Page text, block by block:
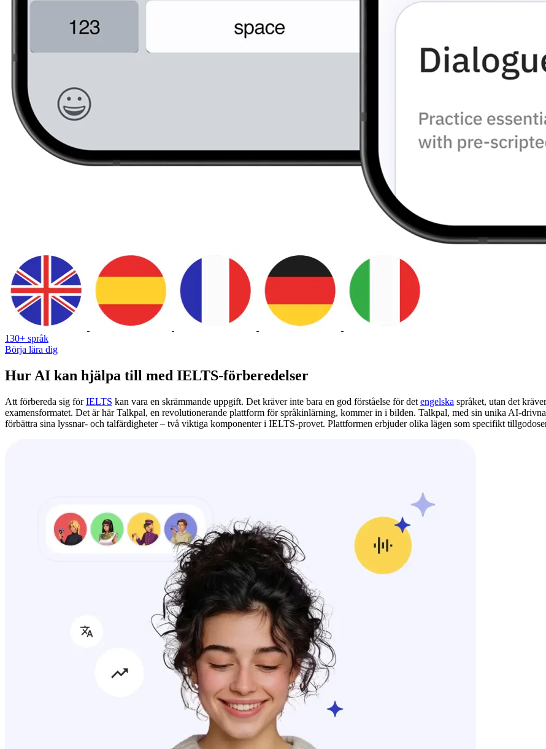
130+ språk
Börja lära dig
Hur AI kan hjälpa till med IELTS-förberedelser
Att förbereda sig förIELTS kan vara en skrämmande uppgift. Det kräver inte bara en god förståelse för det engelska språket, utan det
examensformatet. Det är här Talkpal, en revolutionerande plattform för språkinlärning, kommer in i bilden. Talkpal, med sin unika AI-
förbättra sina lyssnar- och talfärdigheter – två viktiga komponenter i IELTS-provet. Plattformen erbjuder olika lägen som specifikt